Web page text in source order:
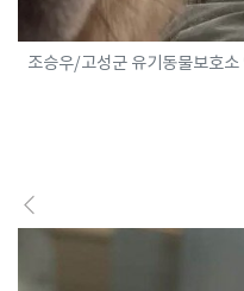
조승우/고성군 유기동물보호